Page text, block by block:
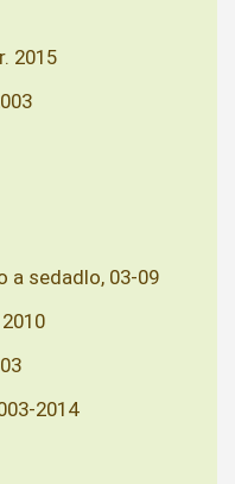
2015
a sedadlo, 03-09
2014